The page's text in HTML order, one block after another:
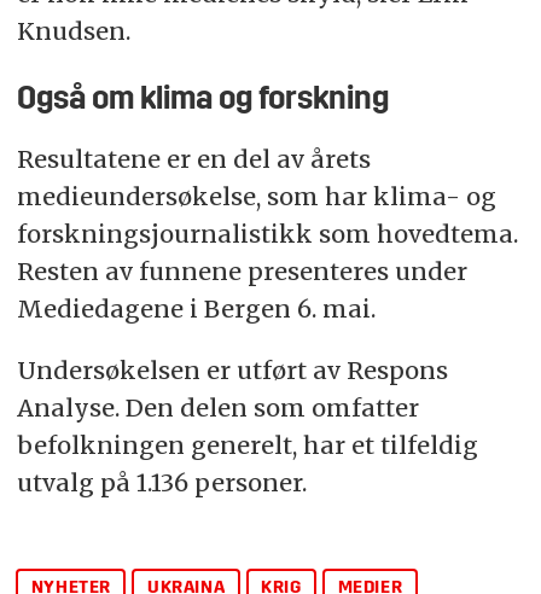
Knudsen.
Også om klima og forskning
Resultatene er en del av årets
medieundersøkelse, som har klima- og
forskningsjournalistikk som hovedtema.
Resten av funnene presenteres under
Mediedagene i Bergen 6. mai.
Undersøkelsen er utført av Respons
Analyse. Den delen som omfatter
befolkningen generelt, har et tilfeldig
utvalg på 1.136 personer.
NYHETER UKRAINA KRIG MEDIER